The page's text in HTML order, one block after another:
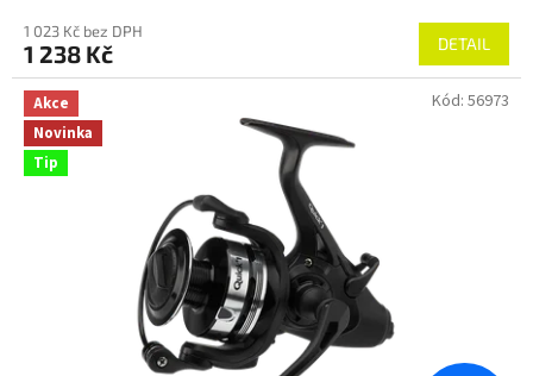
1 023 Kč bez DPH
1 238 Kč DETAIL
Akce
Novinka
Tip
Kód: 56973